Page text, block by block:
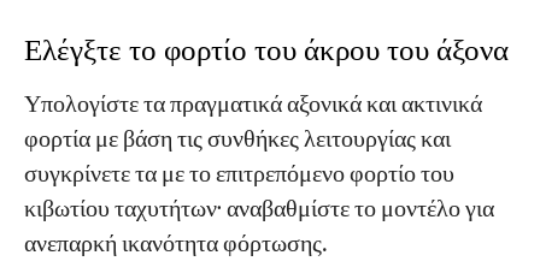
Ελέγξτε το φορτίο του άκρου του άξονα
Υπολογίστε τα πραγματικά αξονικά και ακτινικά
φορτία με βάση τις συνθήκες λειτουργίας και
συγκρίνετε τα με το επιτρεπόμενο φορτίο του
κιβωτίου ταχυτήτων· αναβαθμίστε το μοντέλο για
ανεπαρκή ικανότητα φόρτωσης.